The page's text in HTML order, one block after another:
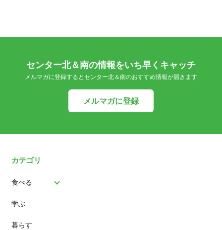
センター北＆南の情報をいち早くキャッチ
メルマガに登録するとセンター北＆南のおすすめ情報が届きます
メルマガに登録
カテゴリ
食べる
パン
スイーツ
学ぶ
暮らす